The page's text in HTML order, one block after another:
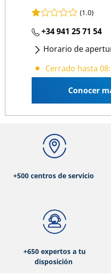
(1.0)
+34 941 25 71 54
Horario de
Lunes- Viernes:
Cerrado hasta
Conocer
+500 centros de servicio
+650 expertos a tu
disposición